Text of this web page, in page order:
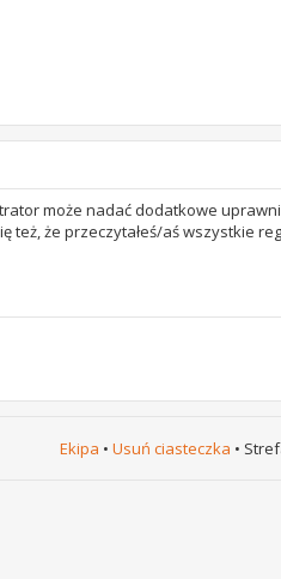
może nadać dodatkowe
że przeczytałeś/aś wszystkie
Ekipa • Usuń ciasteczka •